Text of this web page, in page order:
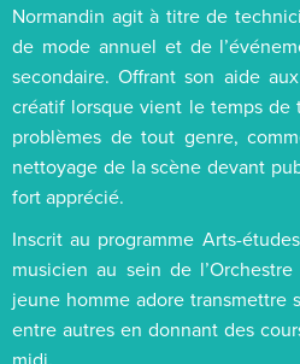
Normandin agit à titre de
de mode annuel et de
secondaire. Offrant son aide
créatif lorsque vient le temps de
problèmes de tout genre,
nettoyage de la scène devant
fort apprécié.
Inscrit au programme Arts-
musicien au sein de
jeune homme adore transmettre
entre autres en donnant des